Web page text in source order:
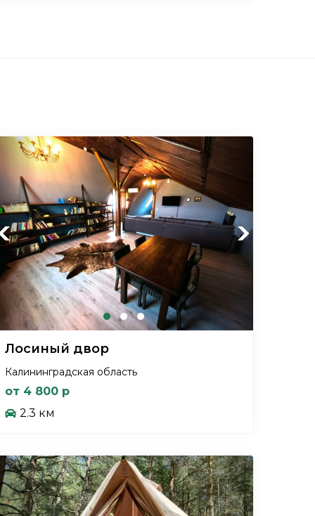
Next
Лосиный двор
Калининградская область
от 4 800 р
2.3 км